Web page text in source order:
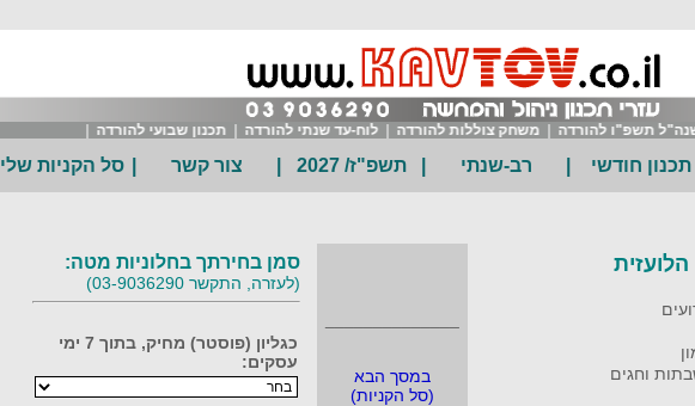
תשפ"ו להורדה| משחק צוללות להורדה| לוח-עד שנתי להורדה| תכנון שבועי להורדה|
תכנון חודשי רב-שנתי תשפ"ז/ 2027 צור קשר סל הקניות שלי
וחגים
במסך הבא
(סל הקניות)
סמן בחירתך בחלוניות מטה:
(לעזרה, התקשר 03-9036290)
כגליון (פוסטר) מחיק, בתוך 7 ימי
עסקים: